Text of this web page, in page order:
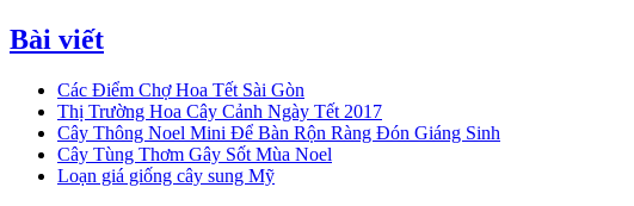
Bài viết
Các Điểm Chợ Hoa Tết Sài Gòn
Thị Trường Hoa Cây Cảnh Ngày Tết 2017
Cây Thông Noel Mini Để Bàn Rộn Ràng Đón Giáng Sinh
Cây Tùng Thơm Gây Sốt Mùa Noel
Loạn giá giống cây sung Mỹ